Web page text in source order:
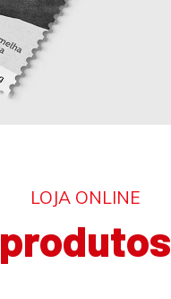
LOJA ONLINE
produtos